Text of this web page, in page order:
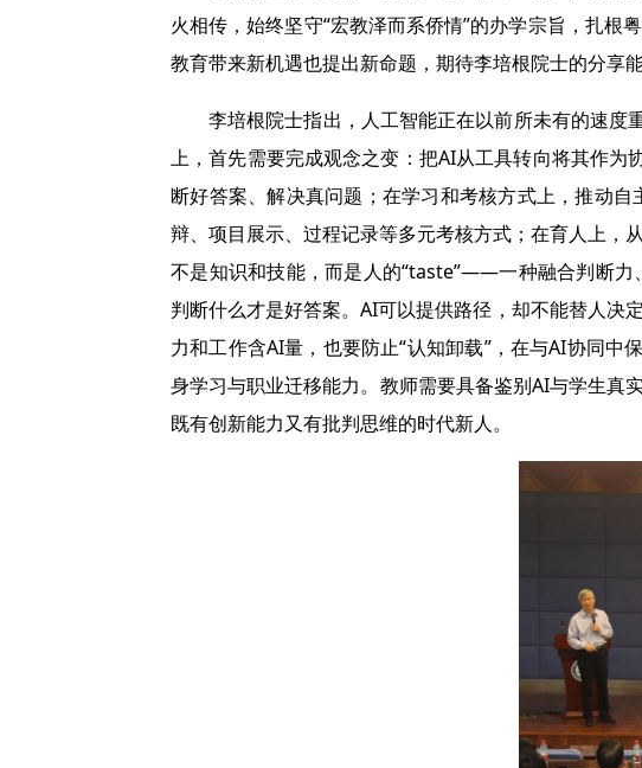
火相传，始终坚守“宏教泽而系侨情”的办学宗旨，扎
教育带来新机遇也提出新命题，期待李培根院士的分享
李培根院士指出，人工智能正在以前所未有的速度
上，首先需要完成观念之变：把AI从工具转向将其作为
断好答案、解决真问题；在学习和考核方式上，推动
辩、项目展示、过程记录等多元考核方式；在育人上，
不是知识和技能，而是人的“taste”——一种融合判断力
判断什么才是好答案。AI可以提供路径，却不能替人决
力和工作含AI量，也要防止“认知卸载”，在与AI协同中
身学习与职业迁移能力。教师需要具备鉴别AI与学生真
既有创新能力又有批判思维的时代新人。